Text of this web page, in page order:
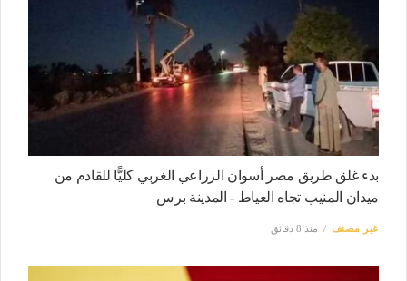
بدء غلق طريق مصر أسوان الزراعي الغربي كليًّا للقادم من
ميدان المنيب تجاه العياط - المدينة برس
غير مصنف منذ 8 دقائق